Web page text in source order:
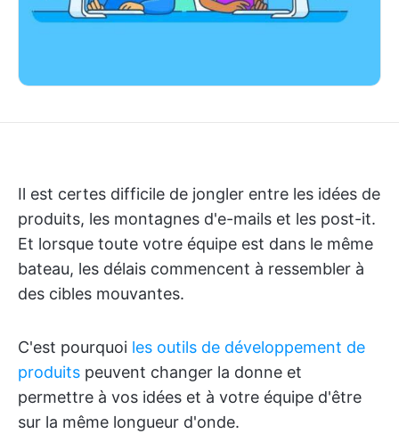
Il est certes difficile de jongler entre les idées de
produits, les montagnes d'e-mails et les post-it.
Et lorsque toute votre équipe est dans le même
bateau, les délais commencent à ressembler à
des cibles mouvantes.
C'est pourquoi les outils de développement de
produits peuvent changer la donne et
permettre à vos idées et à votre équipe d'être
sur la même longueur d'onde.